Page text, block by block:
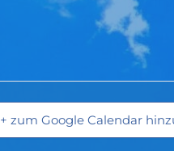
+ zum Google Calendar